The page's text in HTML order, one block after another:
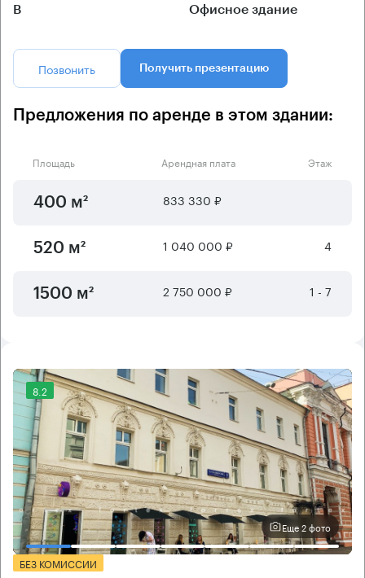
B Офисное здание
Позвонить Получить презентацию
Предложения по аренде в этом здании:
Площадь Арендная плата Этаж
400 м² 833 330 ₽
520 м² 1 040 000 ₽ 4
1500 м² 2 750 000 ₽ 1 - 7
8.2
Еще 2 фото
БЕЗ КОМИССИИ